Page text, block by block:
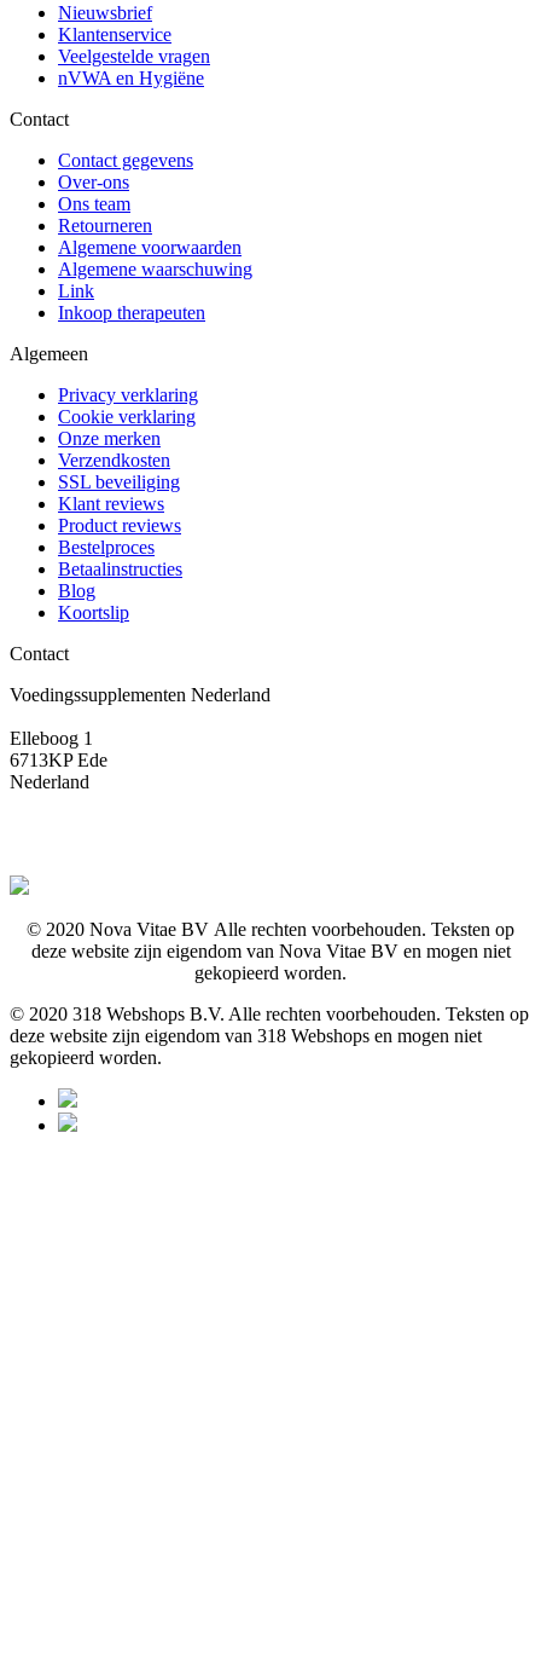
Nieuwsbrief
Klantenservice
Veelgestelde vragen
nVWA en Hygiëne
Contact
Contact gegevens
Over-ons
Ons team
Retourneren
Algemene voorwaarden
Algemene waarschuwing
Link
Inkoop therapeuten
Algemeen
Privacy verklaring
Cookie verklaring
Onze merken
Verzendkosten
SSL beveiliging
Klant reviews
Product reviews
Bestelproces
Betaalinstructies
Blog
Koortslip
Contact
Voedingssupplementen Nederland
Elleboog 1
6713KP Ede
Nederland
© 2020 Nova Vitae BV Alle rechten voorbehouden. Teksten op
deze website zijn eigendom van Nova Vitae BV en mogen niet
gekopieerd worden.
© 2020 318 Webshops B.V. Alle rechten voorbehouden. Teksten op
deze website zijn eigendom van 318 Webshops en mogen niet
gekopieerd worden.